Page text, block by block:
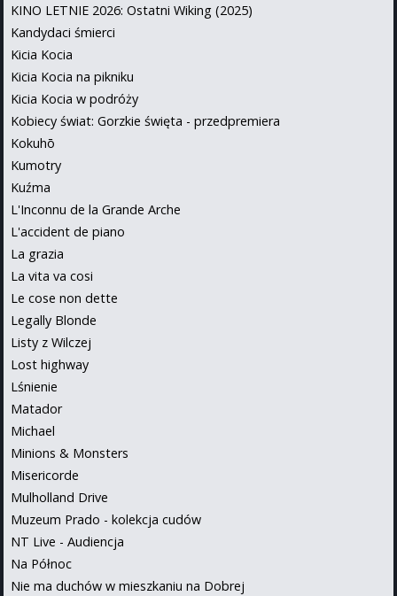
KINO LETNIE 2026: Ostatni Wiking (2025)
Kandydaci śmierci
Kicia Kocia
Kicia Kocia na pikniku
Kicia Kocia w podróży
Kobiecy świat: Gorzkie święta - przedpremiera
Kokuhō
Kumotry
Kuźma
L'Inconnu de la Grande Arche
L'accident de piano
La grazia
La vita va cosi
Le cose non dette
Legally Blonde
Listy z Wilczej
Lost highway
Lśnienie
Matador
Michael
Minions & Monsters
Misericorde
Mulholland Drive
Muzeum Prado - kolekcja cudów
NT Live - Audiencja
Na Północ
Nie ma duchów w mieszkaniu na Dobrej